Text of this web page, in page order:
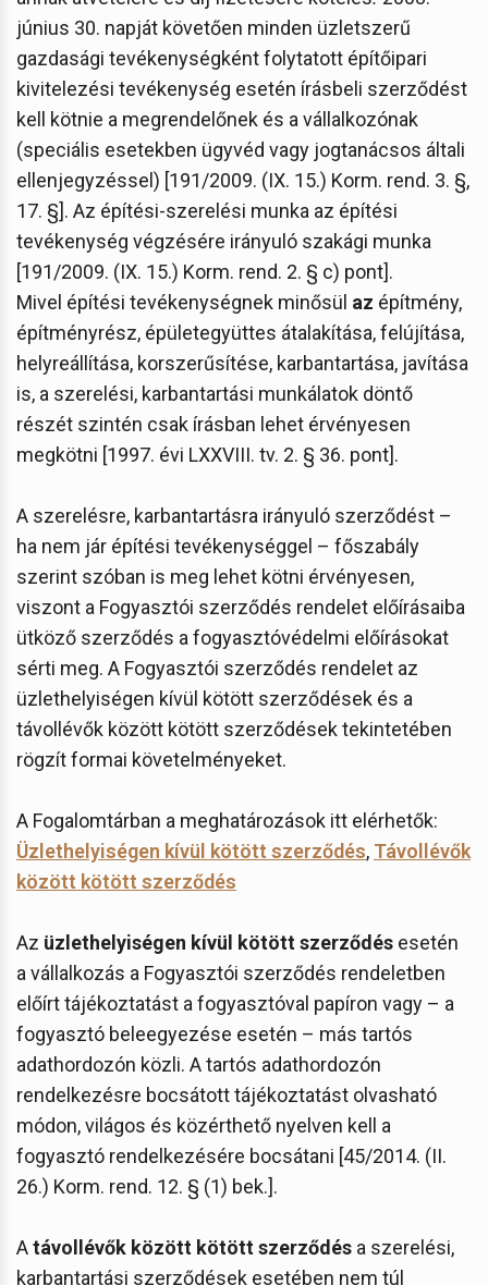
június 30. napját követően minden üzletszerű
gazdasági tevékenységként folytatott építőipari
kivitelezési tevékenység esetén írásbeli szerződést
kell kötnie a megrendelőnek és a vállalkozónak
(speciális esetekben ügyvéd vagy jogtanácsos általi
ellenjegyzéssel) [191/2009. (IX. 15.) Korm. rend. 3. §,
17. §]. Az építési-szerelési munka az építési
tevékenység végzésére irányuló szakági munka
[191/2009. (IX. 15.) Korm. rend. 2. § c) pont].
Mivel építési tevékenységnek minősül az építmény,
építményrész, épületegyüttes átalakítása, felújítása,
helyreállítása, korszerűsítése, karbantartása, javítása
is, a szerelési, karbantartási munkálatok döntő
részét szintén csak írásban lehet érvényesen
megkötni [1997. évi LXXVIII. tv. 2. § 36. pont].
A szerelésre, karbantartásra irányuló szerződést –
ha nem jár építési tevékenységgel – főszabály
szerint szóban is meg lehet kötni érvényesen,
viszont a Fogyasztói szerződés rendelet előírásaiba
ütköző szerződés a fogyasztóvédelmi előírásokat
sérti meg. A Fogyasztói szerződés rendelet az
üzlethelyiségen kívül kötött szerződések és a
távollévők között kötött szerződések tekintetében
rögzít formai követelményeket.
A Fogalomtárban a meghatározások itt elérhetők:
Üzlethelyiségen kívül kötött szerződés, Távollévők
között kötött szerződés
Az üzlethelyiségen kívül kötött szerződés esetén
a vállalkozás a Fogyasztói szerződés rendeletben
előírt tájékoztatást a fogyasztóval papíron vagy – a
fogyasztó beleegyezése esetén – más tartós
adathordozón közli. A tartós adathordozón
rendelkezésre bocsátott tájékoztatást olvasható
módon, világos és közérthető nyelven kell a
fogyasztó rendelkezésére bocsátani [45/2014. (II.
26.) Korm. rend. 12. § (1) bek.].
Atávollévők között kötött szerződés a szerelési,
karbantartási szerződések esetében nem túl